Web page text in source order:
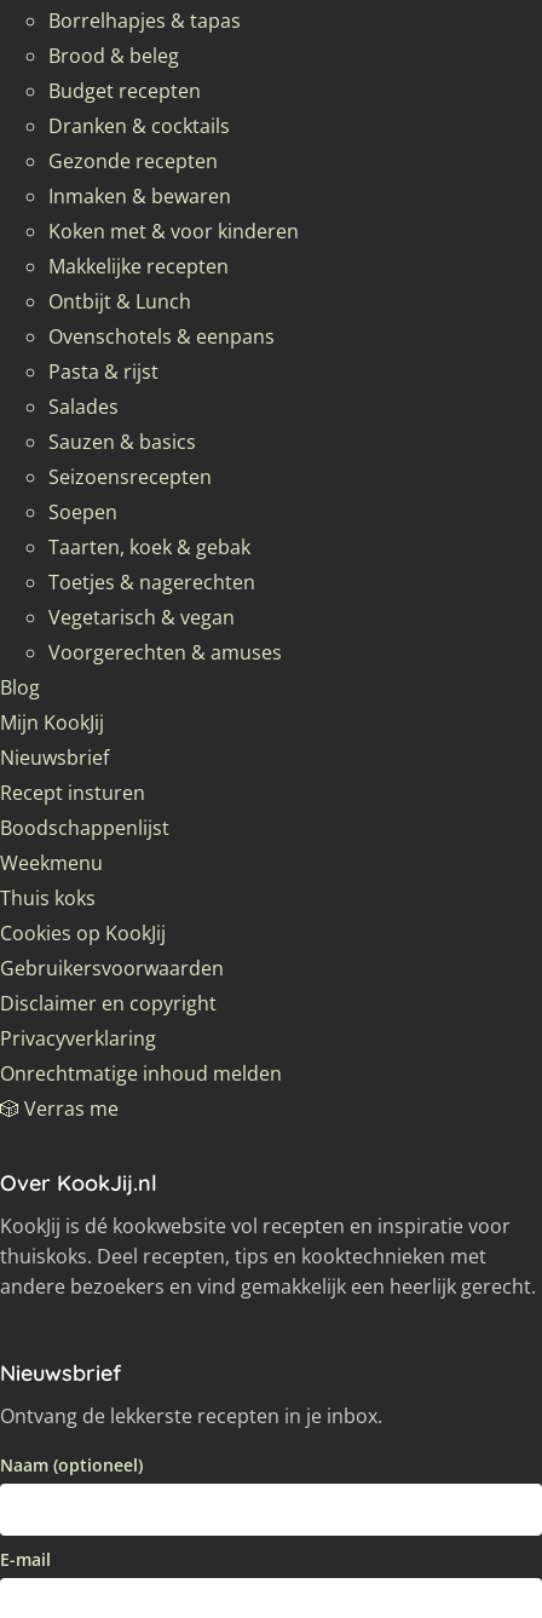
Borrelhapjes & tapas
Brood & beleg
Budget recepten
Dranken & cocktails
Gezonde recepten
Inmaken & bewaren
Koken met & voor kinderen
Makkelijke recepten
Ontbijt & Lunch
Ovenschotels & eenpans
Pasta & rijst
Salades
Sauzen & basics
Seizoensrecepten
Soepen
Taarten, koek & gebak
Toetjes & nagerechten
Vegetarisch & vegan
Voorgerechten & amuses
Blog
Mijn KookJij
Nieuwsbrief
Recept insturen
Boodschappenlijst
Weekmenu
Thuis koks
Cookies op KookJij
Gebruikersvoorwaarden
Disclaimer en copyright
Privacyverklaring
Onrechtmatige inhoud melden
🎲 Verras me
Over KookJij.nl
KookJij is dé kookwebsite vol recepten en inspiratie voor
thuiskoks. Deel recepten, tips en kooktechnieken met
andere bezoekers en vind gemakkelijk een heerlijk gerecht.
Nieuwsbrief
Ontvang de lekkerste recepten in je inbox.
Naam (optioneel)
E-mail